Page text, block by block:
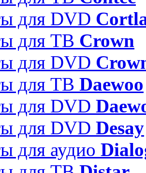
для DVD
для ТВ Crown
для DVD
для ТВ Daewoo
для DVD
для DVD Desay
для аудио